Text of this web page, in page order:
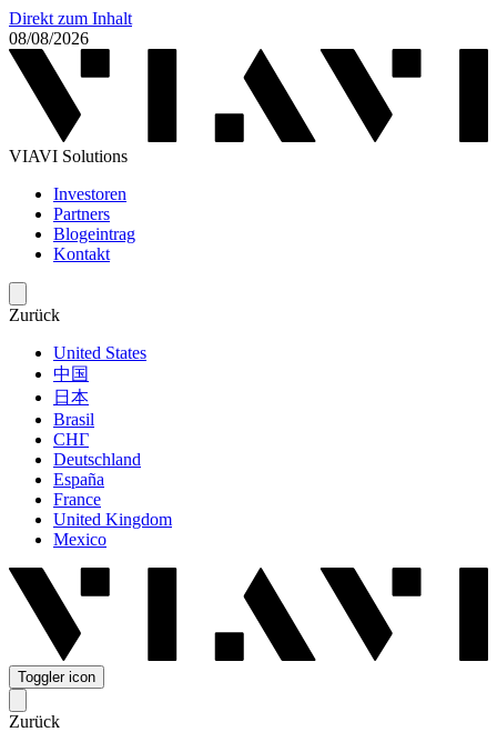
Direkt zum Inhalt
08/08/2026
VIAVI Solutions
Investoren
Partners
Blogeintrag
Kontakt
Zurück
United States
中国
日本
Brasil
СНГ
Deutschland
España
France
United Kingdom
Mexico
Toggler icon
Zurück